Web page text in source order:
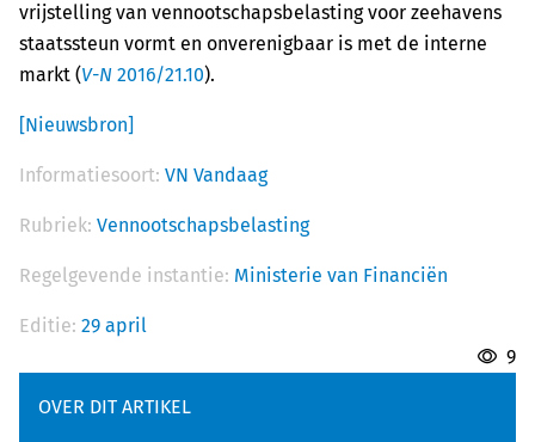
vrijstelling van vennootschapsbelasting voor zeehavens
staatssteun vormt en onverenigbaar is met de interne
markt (V-N 2016/21.10).
[Nieuwsbron]
Informatiesoort: VN Vandaag
Rubriek: Vennootschapsbelasting
Regelgevende instantie: Ministerie van Financiën
Editie: 29 april
9
OVER DIT ARTIKEL